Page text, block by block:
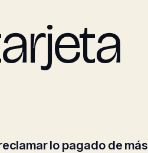
lo pagado de más